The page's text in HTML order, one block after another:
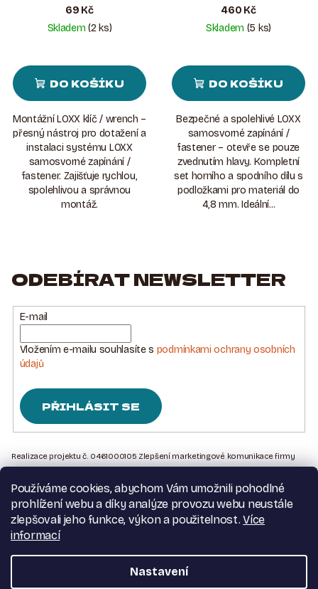
Používáme cookies, abychom Vám umožnili pohodlné
prohlížení webu a díky analýze provozu webu neustále
zlepšovali jeho funkce, výkon a použitelnost.Více
informací
Nastavení
samosvorné zapínání
LOXX
69 Kč
Skladem(2 ks)
DO KOŠÍKU
Montážní LOXX klíč / wrench –
přesný nástroj pro dotažení a
instalaci systému LOXX
samosvorné zapínání /
fastener. Zajišťuje rychlou,
spolehlivou a správnou
montáž.
kompletní set (do 4,8
mm) Staromosaz
460 Kč
Skladem (5 ks)
DO KOŠÍKU
Bezpečné a spolehlivé LOXX
samosvorné zapínání /
fastener – otevře se pouze
zvednutím hlavy. Kompletní
set horního a spodního dílu s
podložkami pro materiál do
4,8 mm. Ideální...
ODEBÍRAT NEWSLETTER
E-mail
Vložením e-mailu souhlasíte s podmínkami ochrany osobních
údajů
PŘIHLÁSIT SE
Z
Á
P
A
T
Realizace projektu č. 0461000105 Zlepšení marketingové komunikace firmy
Kontakt na nás
Obchodní podmínky
Podmínky ochrany osobních údajů
Moje objednávka